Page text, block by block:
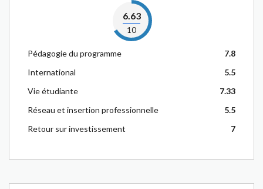
6.63
10
Pédagogie du programme
7.8
International
5.5
Vie étudiante
7.33
Réseau et insertion professionnelle
5.5
Retour sur investissement
7